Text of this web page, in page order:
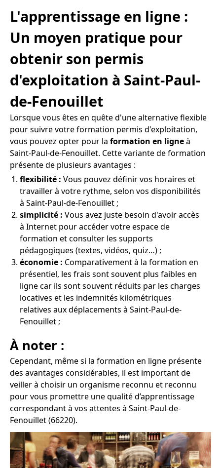
L'apprentissage en ligne :
Un moyen pratique pour
obtenir son permis
d'exploitation à Saint-Paul-
de-Fenouillet
Lorsque vous êtes en quête d'une alternative flexible
pour suivre votre formation permis d'exploitation,
vous pouvez opter pour la formation en ligneà
Saint-Paul-de-Fenouillet. Cette variante de formation
présente de plusieurs avantages :
flexibilité : Vous pouvez définir vos horaires et
travailler à votre rythme, selon vos disponibilités
à Saint-Paul-de-Fenouillet ;
simplicité : Vous avez juste besoin d'avoir accès
à Internet pour accéder votre espace de
formation et consulter les supports
pédagogiques (textes, vidéos, quiz…) ;
économie : Comparativement à la formation en
présentiel, les frais sont souvent plus faibles en
ligne car ils sont souvent réduits par les charges
locatives et les indemnités kilométriques
relatives aux déplacements à Saint-Paul-de-
Fenouillet ;
À noter :
Cependant, même si la formation en ligne présente
des avantages considérables, il est important de
veiller à choisir un organisme reconnu et reconnu
pour vous promettre une qualité d’apprentissage
correspondant à vos attentes à Saint-Paul-de-
Fenouillet (66220).